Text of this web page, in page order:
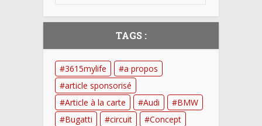
TAGS :
3615mylife
a propos
article sponsorisé
Article à la carte
Audi
BMW
Bugatti
circuit
Concept